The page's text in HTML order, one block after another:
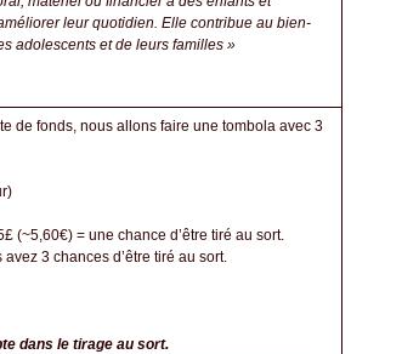
leur quotidien. Elle contribue au bien-
adolescents et de leurs familles »
de fonds, nous allons faire une tombola avec 3
(~5,60€) = une chance d’être tiré au sort.
3 chances d’être tiré au sort.
dans le tirage au sort.